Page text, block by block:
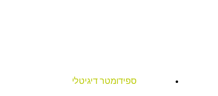
ספידומטר דיגיטלי